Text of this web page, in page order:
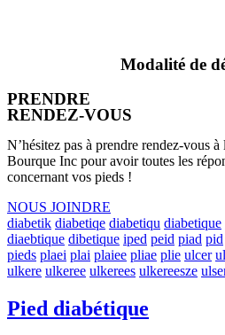
Modalité de
PRENDRE
RENDEZ-VOUS
N’hésitez pas à prendre rendez-vous
Bourque Inc pour avoir toutes les
concernant vos pieds !
NOUS JOINDRE
diabetik diabetiqe diabetiqu diabetique
diaebtique dibetique iped peid piad pid
pieds plaei plai plaiee pliae plie ulcer
ulkere ulkeree ulkerees ulkereesze
Pied diabétique